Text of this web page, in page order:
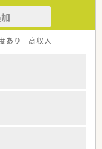
はお子様が小学生にな
定拠出年金など様々制
した大手調剤薬局チ
年以上前から医療モー
ルは170店舗と業界トッ
続けており、着実に店
あり 高収入